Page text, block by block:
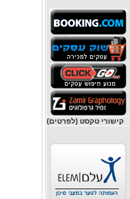
קישורי טקסט (לפרטים)